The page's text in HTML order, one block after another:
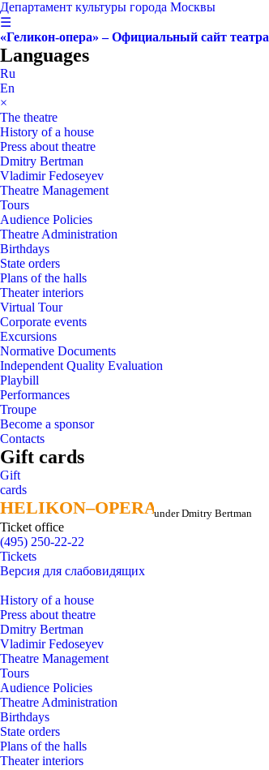
Департамент культуры города Москвы
☰
«Геликон-опера» – Официальный сайт театра
Languages
Ru
En
×
The theatre
History of a house
Press about theatre
Dmitry Bertman
Vladimir Fedoseyev
Theatre Management
Tours
Audience Policies
Theatre Administration
Birthdays
State orders
Plans of the halls
Theater interiors
Virtual Tour
Corporate events
Excursions
Normative Documents
Independent Quality Evaluation
Playbill
Performances
Troupe
Become a sponsor
Contacts
Gift cards
Gift
cards
HELIKON–OPERA
HELIKON–OPERAunder Dmitry Bertman
Ticket office
(495) 250-22-22
Tickets
Версия для слабовидящих
History of a house
Press about theatre
Dmitry Bertman
Vladimir Fedoseyev
Theatre Management
Tours
Audience Policies
Theatre Administration
Birthdays
State orders
Plans of the halls
Theater interiors